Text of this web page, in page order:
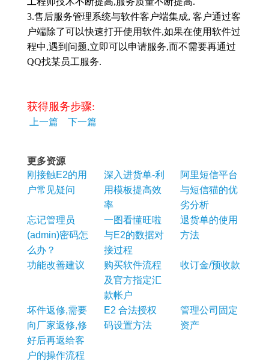
3.售后服务管理系统与软件客户端集成, 客户通过客
户端除了可以快速打开使用软件,如果在使用软件过
程中,遇到问题,立即可以申请服务,而不需要再通过
QQ找某员工服务.
获得服务步骤:
上一篇 下一篇
更多资源
刚接触E2的用
户常见疑问
深入进货单-利
用模板提高效
率
阿里短信平台
与短信猫的优
劣分析
忘记管理员
(admin)密码怎
么办？
一图看懂旺啦
与E2的数据对
接过程
退货单的使用
方法
功能改善建议
购买软件流程
及官方指定汇
款帐户
收订金/预收款
坏件返修,需要
向厂家返修,修
好后再返给客
户的操作流程
E2 合法授权
码设置方法
管理公司固定
资产